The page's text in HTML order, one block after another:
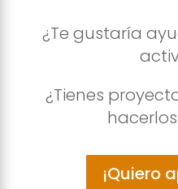
¿Te gustaría
¿Tienes
¡Quiero